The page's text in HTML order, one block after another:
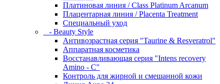
Платиновая линия / Class Platinum Arcanum
Плацентарная линия / Placenta Treatment
Специальный уход
- Beauty Style
Антивозрастная серия "Taurine & Resveratrol"
Аппаратная косметика
Восстанавливающая серия "Intens recovery
Amino - C"
Контроль для жирной и смешанной кожи